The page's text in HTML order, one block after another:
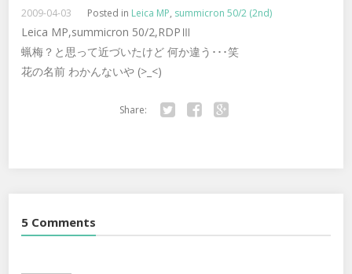
2009-04-03 Posted in Leica MP, summicron 50/2 (2nd)
Leica MP,summicron 50/2,RDPⅢ
蝋梅？と思って近づいたけど 何か違う･･･笑
花の名前 わかんないや (>_<)
Share:
5 Comments